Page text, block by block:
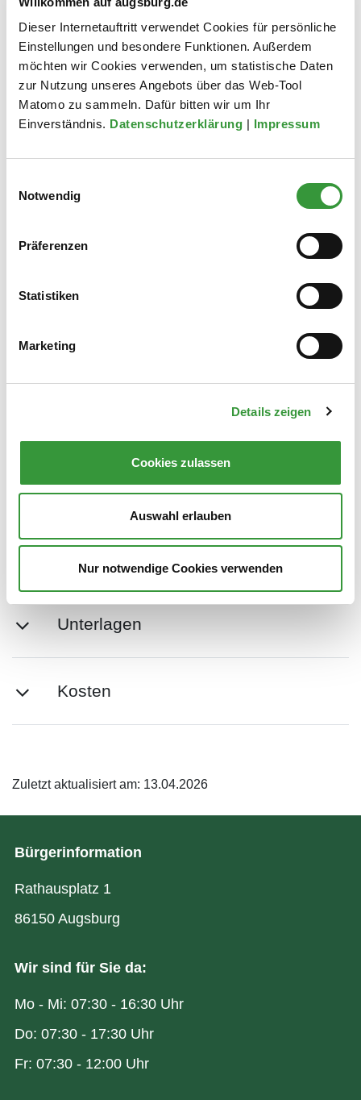
Dieser Internetauftritt verwendet Cookies für persönliche
Einstellungen und besondere Funktionen. Außerdem
möchten wir Cookies verwenden, um statistische Daten
zur Nutzung unseres Angebots über das Web-Tool
Matomo zu sammeln. Dafür bitten wir um Ihr
Einverständnis. Datenschutzerklärung | Impressum
Notwendig
Präferenzen
Statistiken
Marketing
Details zeigen
Cookies zulassen
Auswahl erlauben
Nur notwendige Cookies verwenden
Anmeldung in der Kasse - Zimmer 0.01, Erdgeschoss
Beschreibung
Der Kirchenaustritt kann nur bei dem Standesamt erklärt
Nebenwohnsitz hat. Der Austritt muss persönlich vor der
werden. Die schriftliche Mitteilung eines Kirchenaustrittes
an das Standesamt ist unwirksam. Einzige Ausnahme:
einem Notar (dieser Austritt wird am Tag des Eingangs
reservieren.
wenden Sie sich bitte an das Standesamt Ihres Wohnortes.
Unterlagen
Kosten
Zuletzt aktualisiert am: 13.04.2026
Bürgerinformation
Rathausplatz 1
86150 Augsburg
Wir sind für Sie da:
Mo - Mi: 07:30 - 16:30 Uhr
Do: 07:30 - 17:30 Uhr
Fr: 07:30 - 12:00 Uhr